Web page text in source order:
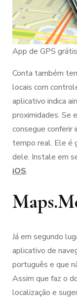
App de GPS
Conta também
locais com
aplicativo indica
proximidades. Se
consegue conferir
tempo real. Ele é
dele. Instale em
iOS.
Já em segundo
aplicativo de
português e que
Assim que faz o
localização e